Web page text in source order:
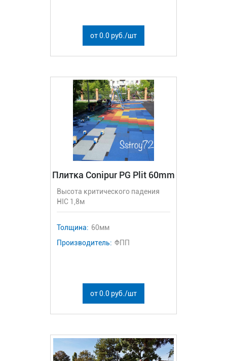
от 0.0 руб./шт
Плитка Conipur PG Plit 60mm
Высота критического падения
HIC 1,8м
Толщина: 60мм
Производитель: ФПП
от 0.0 руб./шт